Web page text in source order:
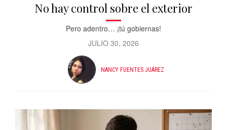
No hay control sobre el exterior
Pero adentro… ¡tú gobiernas!
JULIO 30, 2026
NANCY FUENTES JUÁREZ